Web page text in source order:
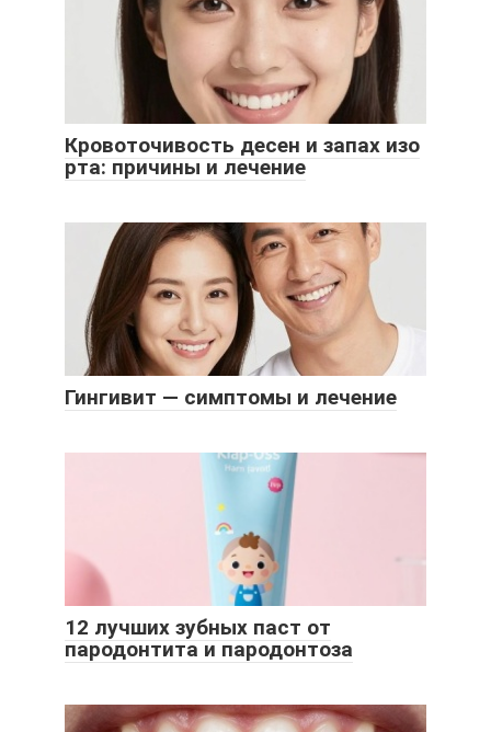
Кровоточивость десен и запах изо
рта: причины и лечение
Гингивит — симптомы и лечение
12 лучших зубных паст от
пародонтита и пародонтоза